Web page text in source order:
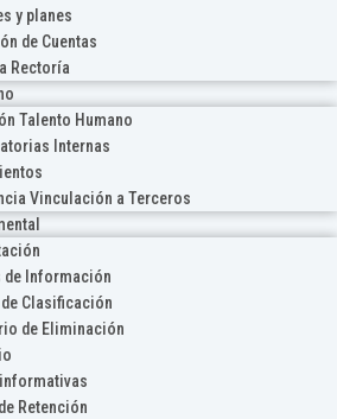
y planes
de Cuentas
Rectoría
Talento Humano
Internas
Vinculación a Terceros
de Información
Clasificación
de Eliminación
Retención